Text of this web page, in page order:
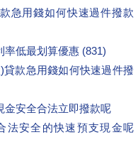
急用錢如何快速過件撥款
率低最划算優惠 (831)
款急用錢如何快速過件撥
金安全合法立即撥款呢
法安全的快速預支現金呢